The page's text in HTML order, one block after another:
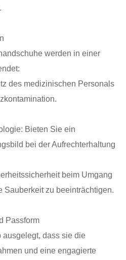
werden in einer
des medizinischen Personals
Bieten Sie ein
bei der Aufrechterhaltung
beim Umgang
Sauberkeit zu beeinträchtigen.
Passform
dass sie die
und eine engagierte